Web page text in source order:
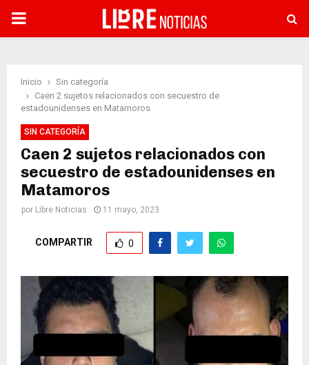
PRIMARY
Inicio
Sin categoría
Caen 2 sujetos relacionados con secuestro de
estadounidenses en Matamoros
SIN CATEGORÍA
Caen 2 sujetos relacionados con
secuestro de estadounidenses en
Matamoros
por Libre Noticias 11 mayo, 2023
COMPARTIR 0